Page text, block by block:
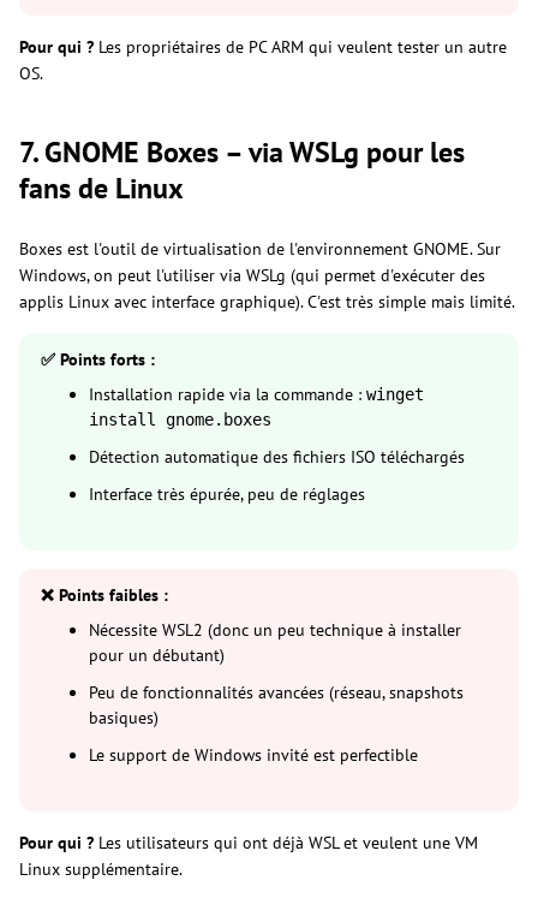
Pour qui ? Les propriétaires de PC ARM qui veulent tester un autre
OS.
7. GNOME Boxes – via WSLg pour les
fans de Linux
Boxes est l'outil de virtualisation de l'environnement GNOME. Sur
Windows, on peut l'utiliser via WSLg (qui permet d'exécuter des
applis Linux avec interface graphique). C'est très simple mais limité.
✅ Points forts :
Installation rapide via la commande : winget
install gnome.boxes
Détection automatique des fichiers ISO téléchargés
Interface très épurée, peu de réglages
❌ Points faibles :
Nécessite WSL2 (donc un peu technique à installer
pour un débutant)
Peu de fonctionnalités avancées (réseau, snapshots
basiques)
Le support de Windows invité est perfectible
Pour qui ? Les utilisateurs qui ont déjà WSL et veulent une VM
Linux supplémentaire.